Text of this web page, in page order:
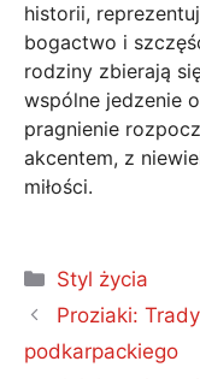
historii,
bogactwo i
rodziny zbierają
wspólne jedzenie
pragnienie
akcentem, z
miłości.
Kategorie
Styl życia
Proziaki:
podkarpackiego